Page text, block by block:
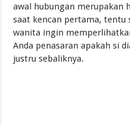
awal hubungan merupakan
saat kencan pertama, tentu
wanita ingin
Anda penasaran apakah si
justru sebaliknya.